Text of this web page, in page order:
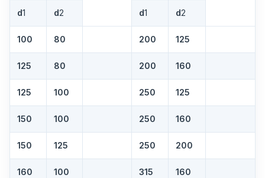
d1 d2 d1 d2
100 80 200 125
125 80 200 160
125 100 250 125
150 100 250 160
150 125 250 200
160 100 315 160